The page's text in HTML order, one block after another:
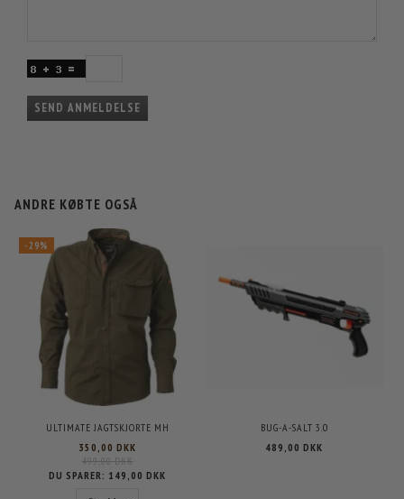
SEND ANMELDELSE
ANDRE KØBTE OGSÅ
-29%
ULTIMATE JAGTSKJORTE MH
350,00 DKK
499,00 DKK
DU SPARER: 149,00 DKK
BUG-A-SALT 3.0
489,00 DKK